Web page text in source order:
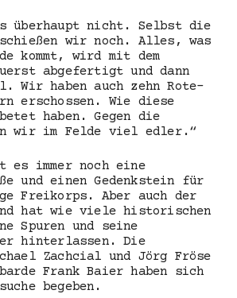
überhaupt nicht. Selbst die
wir noch. Alles, was
kommt, wird mit dem
abgefertigt und dann
Wir haben auch zehn Rote-
erschossen. Wie diese
haben. Gegen die
wir im Felde viel edler.“
immer noch eine
und einen Gedenkstein für
Freikorps. Aber auch der
hat wie viele historischen
Spuren und seine
hinterlassen. Die
Zachcial und Jörg Fröse
Frank Baier haben sich
begeben.